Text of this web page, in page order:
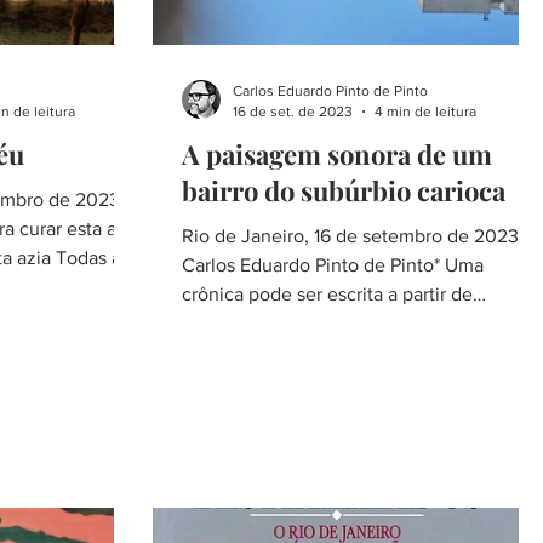
de 2023.
curar esta azia
azia Todas as
de leitura
A paisagem sonora de um
bairro do subúrbio carioca
Rio de Janeiro, 16 de setembro de 2023
Carlos Eduardo Pinto de Pinto* Uma
crônica pode ser escrita a partir de
Carlos Eduardo Pinto de Pinto
16 de set. de 2023
4 min de leitura